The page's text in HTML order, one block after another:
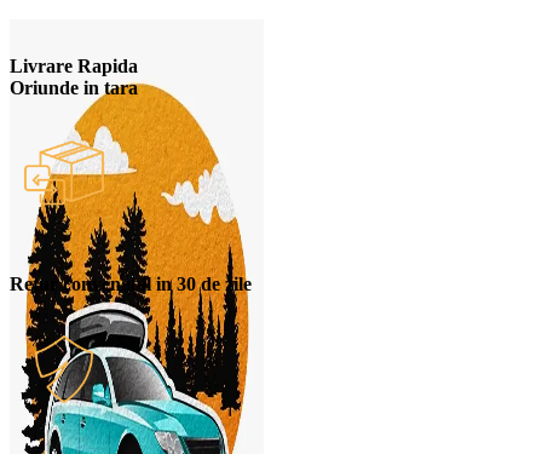
Livrare Rapida
Oriunde in tara
Retur convenabil in 30 de zile